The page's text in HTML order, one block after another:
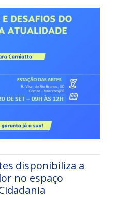
disponibiliza a
no espaço